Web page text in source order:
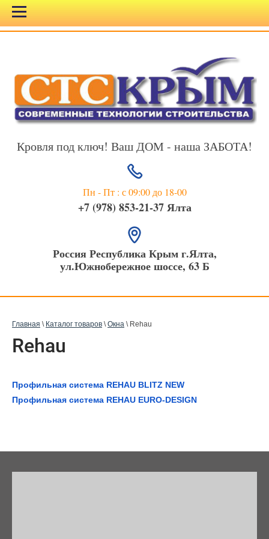
Пн - Пт : с 09:00 до 18-00
+7 (978) 853-21-37 Ялта
Кровля под ключ! Ваш ДОМ - наша ЗАБОТА!
Россия Республика Крым г.Ялта,
ул.Южнобережное шоссе, 63 Б
Главная \ Каталог товаров \ Окна \ Rehau
Rehau
Профильная система REHAU BLITZ NEW
Профильная система REHAU EURO-DESIGN